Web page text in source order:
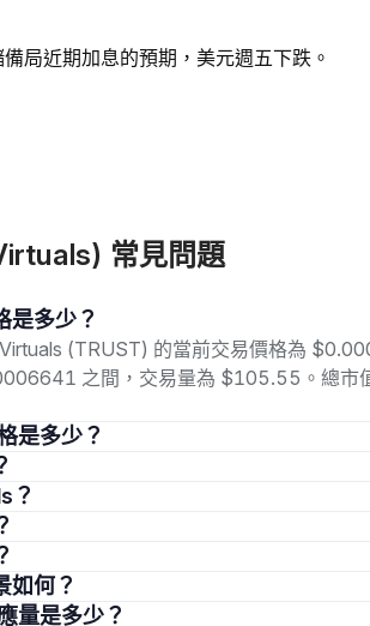
局近期加息的預期，美元週五下跌。
常見問題
是多少？
(TRUST) 的當前交易價格為
之間，交易量為 $105.55。總市
是多少？
？
如何？
量是多少？